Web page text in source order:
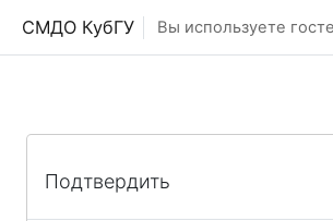
СМДО КубГУ Вы используете
Подтвердить